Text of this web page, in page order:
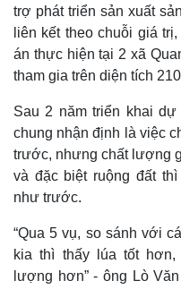
trợ phát triển sản xuất
liên kết theo chuỗi giá
án thực hiện tại 2 xã
tham gia trên diện tích
Sau 2 năm triển khai
chung nhận định là việc
trước, nhưng chất lượng
và đặc biệt ruộng đất
như trước.
“Qua 5 vụ, so sánh với
kia thì thấy lúa tốt
lượng hơn” - ông Lò